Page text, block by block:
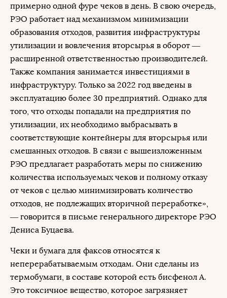
примерно одной фуре чеков в день. В свою очередь,
РЭО работает над механизмом минимизации
образования отходов, развития инфраструктуры
утилизации и вовлечения вторсырья в оборот —
расширенной ответственностью производителей.
Также компания занимается инвестициями в
инфраструктуру. Только за 2022 год введены в
эксплуатацию более 30 предприятий. Однако для
того, что отходы попадали на предприятия по
утилизации, их необходимо выбрасывать в
соответствующие контейнеры для вторсырья или
смешанных отходов. В связи с вышеизложенным
РЭО предлагает разработать меры по снижению
количества используемых чеков и полному отказу
от чеков с целью минимизировать количество
отходов, не подлежащих вторичной переработке»,
— говорится в письме генерального директоре РЭО
Дениса Буцаева.
Чеки и бумага для факсов относятся к
неперерабатываемым отходам. Они сделаны из
термобумаги, в составе которой есть бисфенол А.
Это токсичное вещество, которое загрязняет